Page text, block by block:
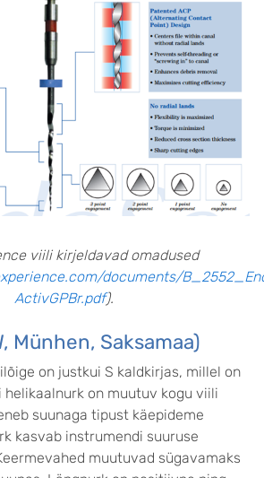
viili kirjeldavad omadused
documents/
ActivGPBr.pdf).
Münhen, Saksamaa)
on justkui S kaldkirjas, millel on
on muutuv kogu viili
suunaga tipust käepideme
kasvab instrumendi suuruse
muutuvad sügavamaks